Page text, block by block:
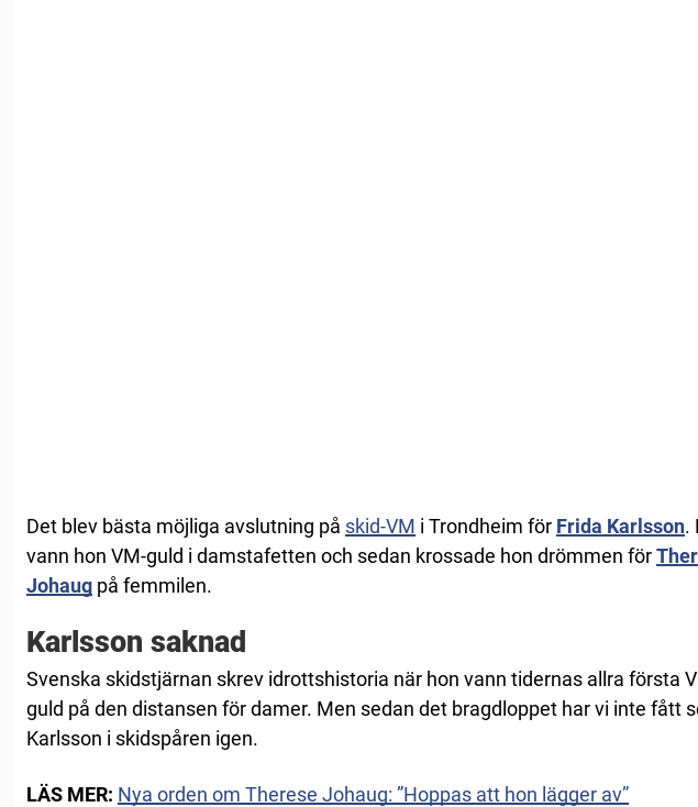
Det blev bästa möjliga avslutning på skid-VM i Trondheim för Frida Karlsson.
vann hon VM-guld i damstafetten och sedan krossade hon drömmen för
Johaug på femmilen.
Karlsson saknad
Svenska skidstjärnan skrev idrottshistoria när hon vann tidernas allra första
guld på den distansen för damer. Men sedan det bragdloppet har vi inte fått
Karlsson i skidspåren igen.
LÄS MER: Nya orden om Therese Johaug: ”Hoppas att hon lägger av”